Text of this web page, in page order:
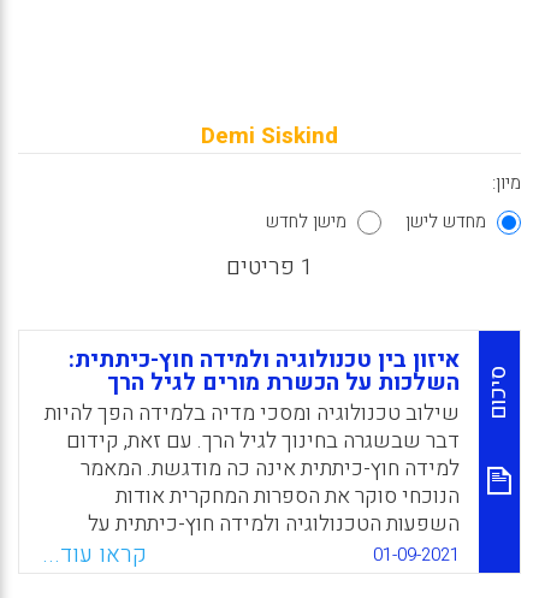
Demi Siskind
מיון:
מחדש לישן
מישן לחדש
1 פריטים
סיכום
איזון בין טכנולוגיה ולמידה חוץ-כיתתית:
השלכות על הכשרת מורים לגיל הרך
שילוב טכנולוגיה ומסכי מדיה בלמידה הפך להיות
דבר שבשגרה בחינוך לגיל הרך. עם זאת, קידום
למידה חוץ-כיתתית אינה כה מודגשת. המאמר
הנוכחי סוקר את הספרות המחקרית אודות
השפעות הטכנולוגיה ולמידה חוץ-כיתתית על
התפתחותם של ילדים צעירים. בהתבסס על
הספרות הרלוונטית, מאמר זה כולל המלצות
01-09-2021 קראו עוד...